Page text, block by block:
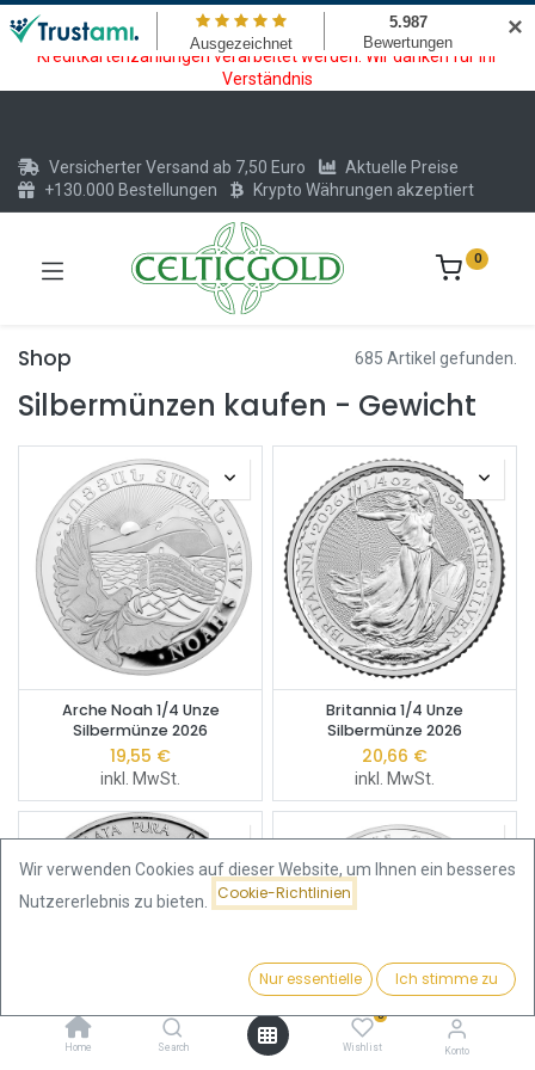
Wartungsarbeiten am Kreditkarten und Krypto Bezahlmodul. In der
Zeit vom 20.07. - 09.08.2026 können keine Krypto oder
Kreditkartenzahlungen verarbeitet werden. Wir danken für Ihr
Verständnis
Beliebteste
Home Search
0
Wishlist Konto
Versicherter Versand ab 7,50 Euro
Aktuelle Preise
+130.000 Bestellungen
Krypto Währungen akzeptiert
0
Shop 685 Artikel gefunden.
Silbermünzen kaufen - Gewicht
Arche Noah 1/4 Unze
Silbermünze 2026
19,55 €
inkl. MwSt.
Britannia 1/4 Unze
Silbermünze 2026
20,66 €
inkl. MwSt.
Wir verwenden Cookies auf dieser Website, um Ihnen ein besseres
Nutzererlebnis zu bieten.
Cookie-Richtlinien
Nur essentielle Ich stimme zu
✕